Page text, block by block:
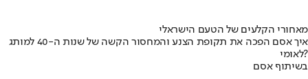
מאחורי הקלעים של הטעם הישראלי
איך אסם הפכה את תקופת הצנע והמחסור הקשה של שנות ה-40 למותג
לאומי?
בשיתוף אסם